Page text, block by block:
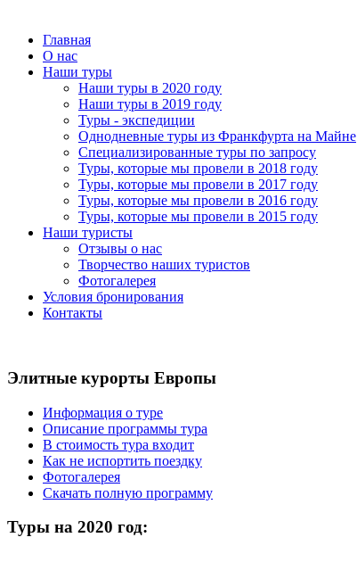
Главная
О нас
Наши туры
Наши туры в 2020 году
Наши туры в 2019 году
Туры - экспедиции
Однодневные туры из Франкфурта на Майне
Специализированные туры по запросу
Туры, которые мы провели в 2018 году
Туры, которые мы провели в 2017 году
Туры, которые мы провели в 2016 году
Туры, которые мы провели в 2015 году
Наши туристы
Отзывы о нас
Творчество наших туристов
Фотогалерея
Условия бронирования
Контакты
Элитные курорты Европы
Информация о туре
Описание программы тура
В стоимость тура входит
Как не испортить поездку
Фотогалерея
Скачать полную программу
Туры на 2020 год: